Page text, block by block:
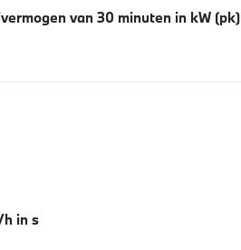
van 30 minuten in kW (pk)
in s